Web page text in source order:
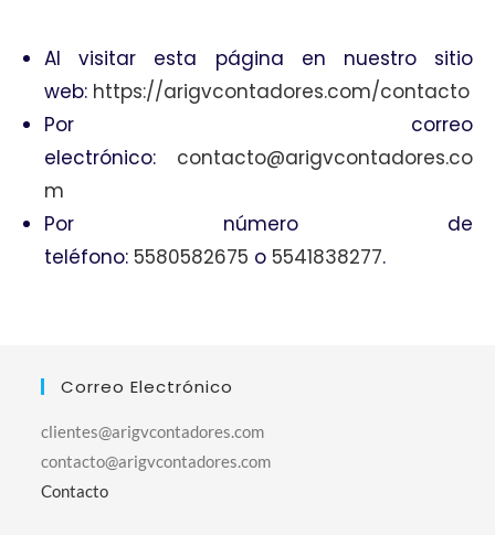
Al visitar esta página en nuestro sitio
web: https://arigvcontadores.com/contacto
Por correo
electrónico: contacto@arigvcontadores.co
m
Por número de
teléfono: 5580582675 o 5541838277.
Correo Electrónico
clientes@arigvcontadores.com
contacto@arigvcontadores.com
Contacto